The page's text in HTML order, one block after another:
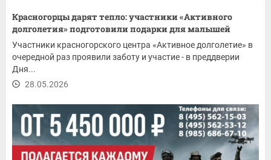
Красногорцы дарят тепло: участники «Активного
долголетия» подготовили подарки для малышей
Участники красногорского центра «Активное долголетие» в
очередной раз проявили заботу и участие - в преддверии
Дня...
28.05.2026